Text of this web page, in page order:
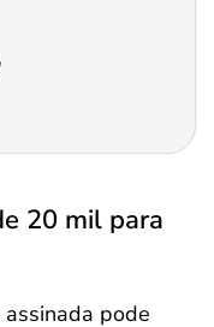
20 mil para
pode